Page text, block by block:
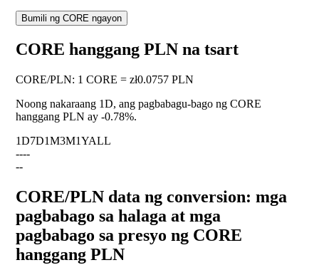
Bumili ng CORE ngayon
CORE hanggang PLN na tsart
CORE/PLN: 1 CORE = zł0.0757 PLN
Noong nakaraang 1D, ang pagbabagu-bago ng CORE
hanggang PLN ay -0.78%.
1D7D1M3M1YALL
----
--
CORE/PLN data ng conversion: mga
pagbabago sa halaga at mga
pagbabago sa presyo ng CORE
hanggang PLN